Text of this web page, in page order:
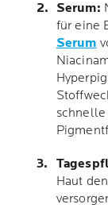
Serum:
für eine
Serum
schnelle
Haut